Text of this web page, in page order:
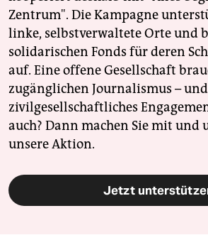
Zentrum". Die Kampagne
linke, selbstverwaltete Orte und
solidarischen Fonds für deren
auf. Eine offene Gesellschaft
zugänglichen Journalismus – und
zivilgesellschaftliches
auch? Dann machen Sie mit und
unsere Aktion.
Jetzt